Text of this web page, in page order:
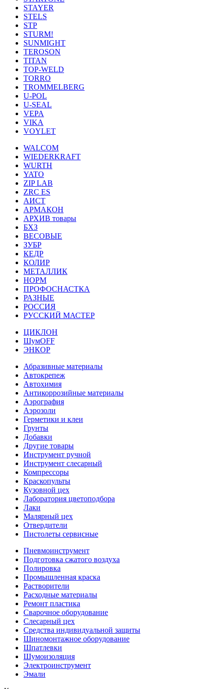
STAYER
STELS
STP
STURM!
SUNMIGHT
TEROSON
TITAN
TOP-WELD
TORRO
TROMMELBERG
U-POL
U-SEAL
VEPA
VIKA
VOYLET
WALCOM
WIEDERKRAFT
WURTH
YATO
ZIP LAB
ZRC ES
АИСТ
АРМАКОН
АРХИВ товары
БХЗ
ВЕСОВЫЕ
ЗУБР
КЕДР
КОЛИР
МЕТАЛЛИК
НОРМ
ПРОФОСНАСТКА
РАЗНЫЕ
РОССИЯ
РУССКИЙ МАСТЕР
ЦИКЛОН
ШумOFF
ЭНКОР
Абразивные материалы
Автокрепеж
Автохимия
Антикоррозийные материалы
Аэрография
Аэрозоли
Герметики и клеи
Грунты
Добавки
Другие товары
Инструмент ручной
Инструмент слесарный
Компрессоры
Краскопульты
Кузовной цех
Лаборатория цветоподбора
Лаки
Малярный цех
Отвердители
Пистолеты сервисные
Пневмоинструмент
Подготовка сжатого воздуха
Полировка
Промышленная краска
Растворители
Расходные материалы
Ремонт пластика
Сварочное оборудование
Слесарный цех
Средства индивидуальной защиты
Шиномонтажное оборудование
Шпатлевки
Шумоизоляция
Электроинструмент
Эмали